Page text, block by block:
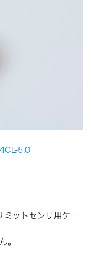
5.0
ミットセンサ用ケー
。